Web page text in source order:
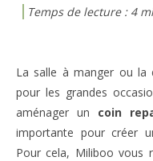
La salle à manger ou la cuisine rassemblent au quotidien et
pour les grandes
aménager un coin
importante pour créer
Pour cela, Miliboo vous